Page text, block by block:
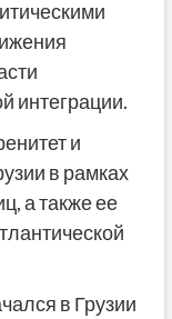
интеграции.
и
в рамках
а также ее
в Грузии